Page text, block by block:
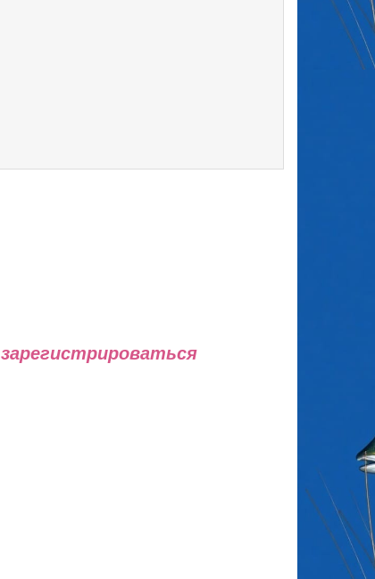
зарегистрироваться